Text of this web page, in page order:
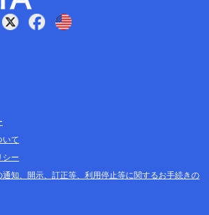
いて
シー
知、開示、訂正等、利用停止等に関するお手続きの